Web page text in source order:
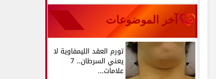
آخر الموضوعات
تورم العقد الليمفاوية لا
يعني السرطان.. 7
علامات...